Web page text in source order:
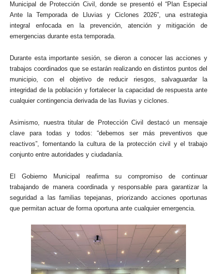
Municipal de Protección Civil, donde se presentó el “Plan Especial
Ante la Temporada de Lluvias y Ciclones 2026”, una estrategia
integral enfocada en la prevención, atención y mitigación de
emergencias durante esta temporada.
Durante esta importante sesión, se dieron a conocer las acciones y
trabajos coordinados que se estarán realizando en distintos puntos del
municipio, con el objetivo de reducir riesgos, salvaguardar la
integridad de la población y fortalecer la capacidad de respuesta ante
cualquier contingencia derivada de las lluvias y ciclones.
Asimismo, nuestra titular de Protección Civil destacó un mensaje
clave para todas y todos: “debemos ser más preventivos que
reactivos”, fomentando la cultura de la protección civil y el trabajo
conjunto entre autoridades y ciudadanía.
El Gobierno Municipal reafirma su compromiso de continuar
trabajando de manera coordinada y responsable para garantizar la
seguridad a las familias tepejanas, priorizando acciones oportunas
que permitan actuar de forma oportuna ante cualquier emergencia.